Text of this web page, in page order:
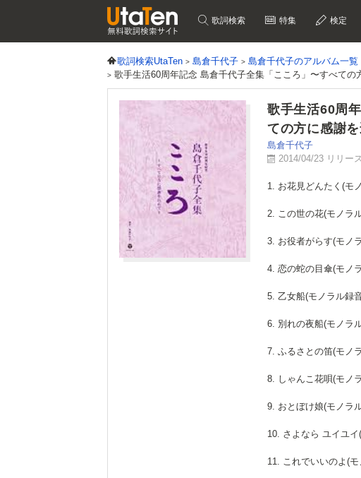
歌詞検索 特集 検定
歌詞検索UtaTen 島倉千代子
島倉千代子のアルバム一覧
歌手生活60周年記念 島倉千代子全集「こころ」〜すべての
歌手生活60周
ての方に感謝
島倉千代子
2014/04/23 リリース
1. お花見どんたく(モ
2. この世の花(モノラ
3. お役者がらす(モノ
4. 恋の蛇の目傘(モノ
5. 乙女船(モノラル録
6. 別れの夜船(モノラ
7. ふるさとの笛(モノ
8. しゃんこ花唄(モノ
9. おとぼけ娘(モノラ
10. さよなら ユイユ
11. これでいいのよ(